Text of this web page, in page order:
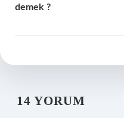
demek ?
14 YORUM